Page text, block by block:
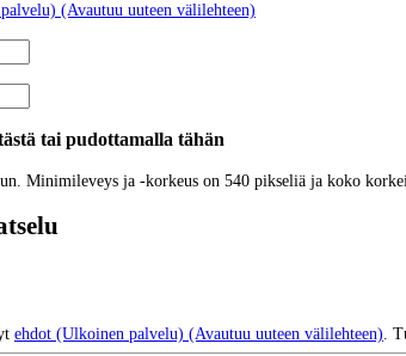
(Avautuu uuteen välilehteen)
tai pudottamalla tähän
Minimileveys ja -korkeus on 540 pikseliä ja koko
ehdot (Ulkoinen palvelu) (Avautuu uuteen välilehteen).